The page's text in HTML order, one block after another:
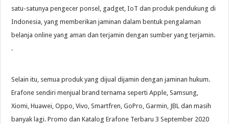
satu-satunya pengecer ponsel, gadget, IoT dan produk pendukung di
Indonesia, yang memberikan jaminan dalam bentuk pengalaman
belanja online yang aman dan terjamin dengan sumber yang terjamin.
.
Selain itu, semua produk yang dijual dijamin dengan jaminan hukum.
Erafone sendiri menjual brand ternama seperti Apple, Samsung,
Xiomi, Huawei, Oppo, Vivo, Smartfren, GoPro, Garmin, JBL dan masih
banyak lagi. Promo dan Katalog Erafone Terbaru 3 September 2020